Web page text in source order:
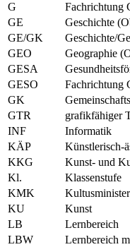
G
Fachrichtung
GE
Geschichte
GE/GK
Geschichte/
GEO
Geographie
GESA
GESO
Fachrichtung
GK
GTR
grafikfähiger
INF
Informatik
KÄP
Künstlerisch-
KKG
Kunst- und
Kl.
Klassenstufe
KMK
KU
Kunst
LB
Lernbereich
LBW
Lernbereich